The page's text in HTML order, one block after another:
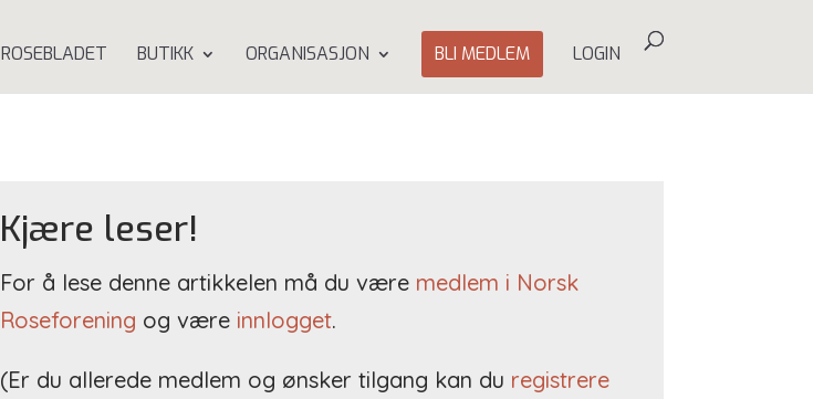
ROSEBLADET BUTIKK ORGANISASJON BLI MEDLEM LOGIN
Kjære leser!
For å lese denne artikkelen må du være medlem i Norsk
Roseforening og være innlogget.
(Er du allerede medlem og ønsker tilgang kan du registrere